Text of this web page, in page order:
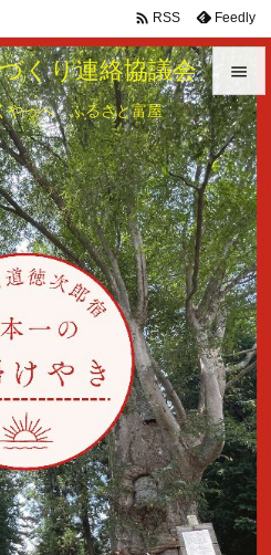
くり連絡協議会
やっぺ ふるさと富屋


メニュ

サイド

前へ

次へ

検索
 RSS Feedly